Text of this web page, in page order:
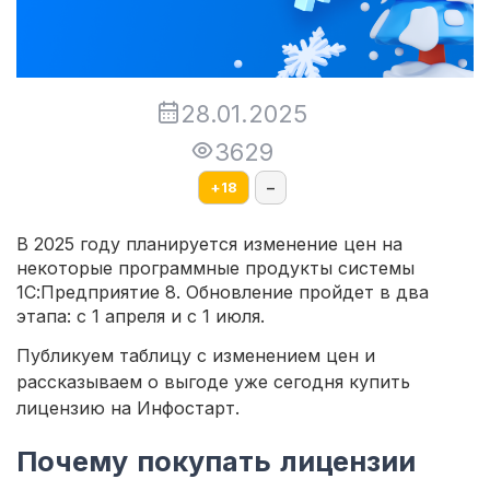
28.01.2025
3629
+18 –
В 2025 году планируется изменение цен на
некоторые программные продукты системы
1С:Предприятие 8. Обновление пройдет в два
этапа: с 1 апреля и с 1 июля.
Публикуем таблицу с изменением цен и
рассказываем о выгоде уже сегодня купить
лицензию на Инфостарт.
Почему покупать лицензии